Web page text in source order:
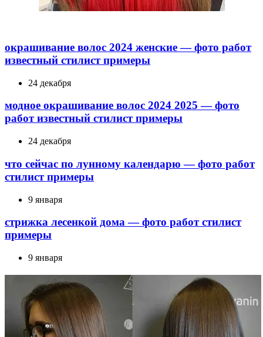
окрашивание волос 2024 женские — фото работ
известный стилист примеры
24 декабря
модное окрашивание волос 2024 2025 — фото
работ известный стилист примеры
24 декабря
что сейчас по лунному календарю — фото работ
стилист примеры
9 января
стрижка лесенкой дома — фото работ стилист
примеры
9 января